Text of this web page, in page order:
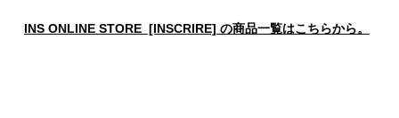
INS ONLINE STORE [INSCRIRE] の商品一覧はこちらから。